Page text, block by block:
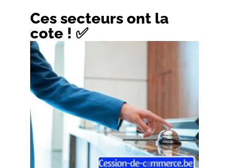
Ces secteurs ont la
cote ! ✅